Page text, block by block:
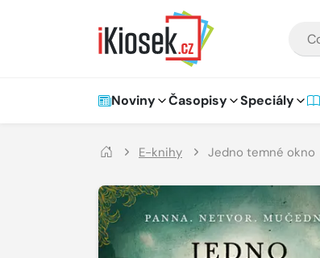
Hlavní navigace
Noviny Časopisy Speciály
E-knihy Jedno temné okno